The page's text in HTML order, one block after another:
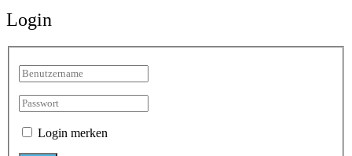
Login
Login merken